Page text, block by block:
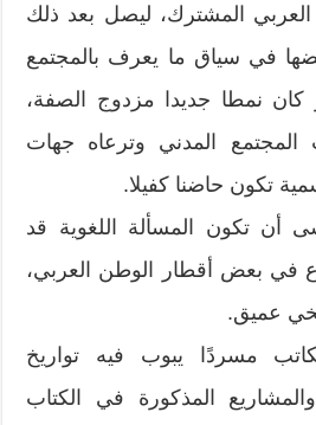
المشترك، ليصل بعد ذلك
في سياق ما يعرف بالمجتمع
كان نمطا جديدا مزدوج الصفة،
المدني وترعاه جهات
تكون حاضنا كفيلا.
أن تكون المسألة اللغوية قد
في بعض أقطار الوطن العربي،
عميق.
مسردًا يبوب فيه تواريخ
المذكورة في الكتاب